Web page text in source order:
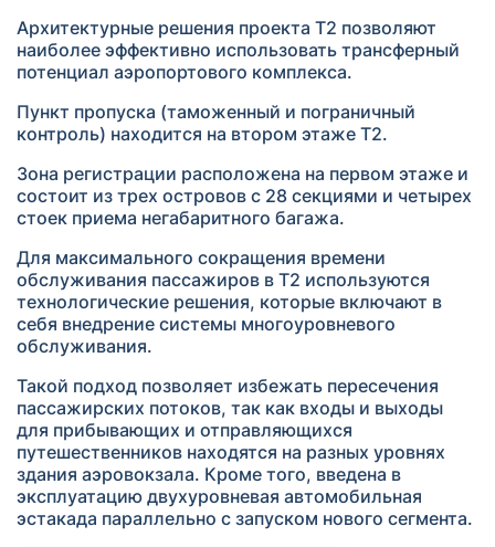
Архитектурные решения проекта Т2 позволяют
наиболее эффективно использовать трансферный
потенциал аэропортового комплекса.
Пункт пропуска (таможенный и пограничный
контроль) находится на втором этаже Т2.
Зона регистрации расположена на первом этаже и
состоит из трех островов с 28 секциями и четырех
стоек приема негабаритного багажа.
Для максимального сокращения времени
обслуживания пассажиров в Т2 используются
технологические решения, которые включают в
себя внедрение системы многоуровневого
обслуживания.
Такой подход позволяет избежать пересечения
пассажирских потоков, так как входы и выходы
для прибывающих и отправляющихся
путешественников находятся на разных уровнях
здания аэровокзала. Кроме того, введена в
эксплуатацию двухуровневая автомобильная
эстакада параллельно с запуском нового сегмента.